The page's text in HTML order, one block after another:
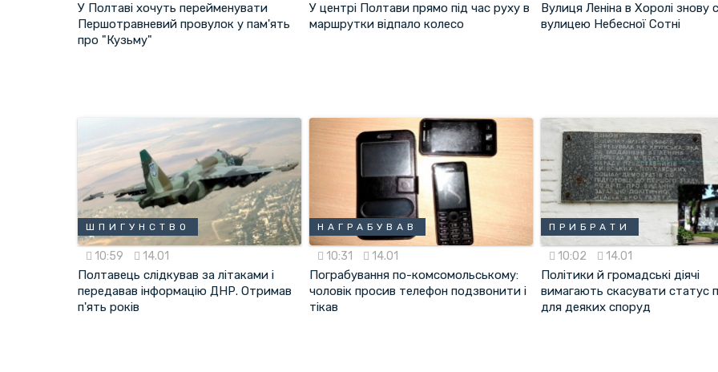
У Полтаві хочуть перейменувати
Першотравневий провулок у пам'ять
про "Кузьму"
У центрі Полтави прямо під час руху в
маршрутки відпало колесо
Вулиця Леніна в Хоролі знову
вулицею Небесної Сотні
ШПИГУНСТВО
10:59 14.01
Полтавець слідкував за літаками і
передавав інформацію ДНР. Отримав
п'ять років
НАГРАБУВАВ
10:31 14.01
Пограбування по-комсомольському:
чоловік просив телефон подзвонити і
тікав
ПРИБРАТИ
10:02 14.01
Політики й громадські діячі
вимагають скасувати статус
для деяких споруд